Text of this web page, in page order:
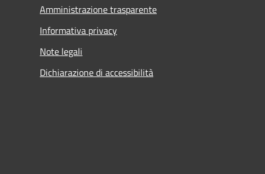
Amministrazione trasparente
Informativa privacy
Note legali
Dichiarazione di accessibilità